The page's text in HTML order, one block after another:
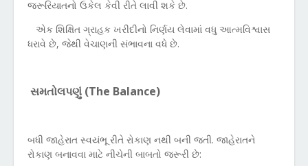
જરૂરિયાતનો ઉકેલ કેવી રીતે લાવી શકે છે.
એક શિક્ષિત ગ્રાહક ખરીદીનો નિર્ણય લેવામાં વધુ આત્મવિશ્વાસ
ધરાવે છે, જેથી વેચાણની સંભાવના વધે છે.
સમતોલપણું (The Balance)
બધી જાહેરાત સ્વયંભૂ રીતે રોકાણ નથી બની જતી. જાહેરાતને
રોકાણ બનાવવા માટે નીચેની બાબતો જરૂરી છે: